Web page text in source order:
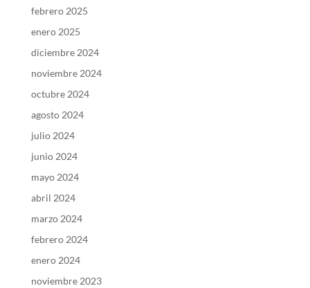
febrero 2025
enero 2025
diciembre 2024
noviembre 2024
octubre 2024
agosto 2024
julio 2024
junio 2024
mayo 2024
abril 2024
marzo 2024
febrero 2024
enero 2024
noviembre 2023